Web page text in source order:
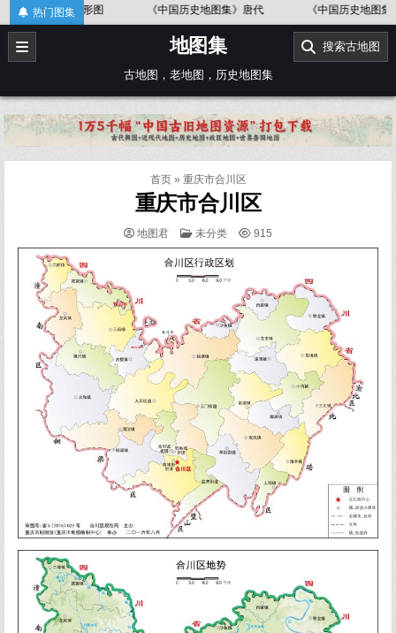
Skip
to
content
热门图集
中国地形图 《中国历史地图集》唐代 《中国历史地图集》金、南
地图集
古地图，老地图，历史地图集
搜索古地图
首页» 重庆市合川区
重庆市合川区
地图君
POSTED
未分类 915